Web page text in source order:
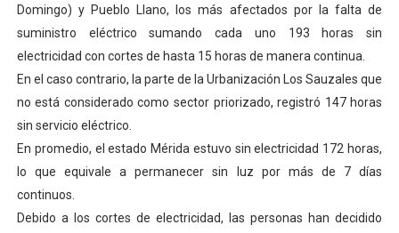
Arnaldo Sánchez reinaugura Parque Recreacional
Corposalud inició talleres para aspirantes al curso de
Domingo) y Pueblo Llano, los más afectados por la falta de
suministro eléctrico sumando cada uno 193 horas sin
electricidad con cortes de hasta 15 horas de manera continua.
En el caso contrario, la parte de la Urbanización Los Sauzales que
no está considerado como sector priorizado, registró 147 horas
sin servicio eléctrico.
En promedio, el estado Mérida estuvo sin electricidad 172 horas,
lo que equivale a permanecer sin luz por más de 7 días
continuos.
Debido a los cortes de electricidad, las personas han decidido